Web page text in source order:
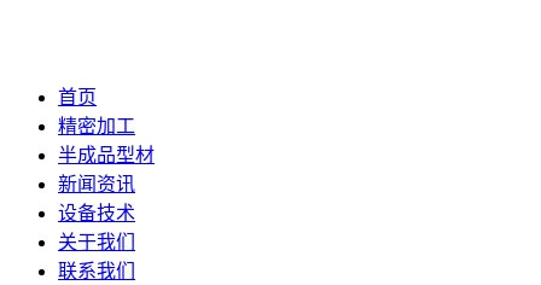
首页
精密加工
半成品型材
新闻资讯
设备技术
关于我们
联系我们